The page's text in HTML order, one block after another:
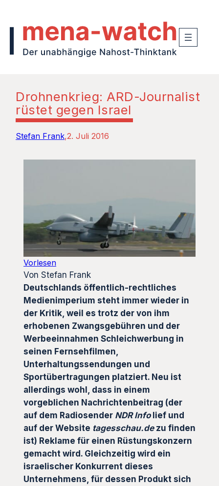
Drohnenkrieg: ARD-Journalist
rüstet gegen Israel
Stefan Frank 2. Juli 2016
Vorlesen
Von Stefan Frank
Deutschlands öffentlich-rechtliches
Medienimperium steht immer wieder in
der Kritik, weil es trotz der von ihm
erhobenen Zwangsgebühren und der
Werbeeinnahmen Schleichwerbung in
seinen Fernsehfilmen,
Unterhaltungssendungen und
Sportübertragungen platziert. Neu ist
allerdings wohl, dass in einem
vorgeblichen Nachrichtenbeitrag (der
auf dem Radiosender NDR Infolief und
auf der Website tagesschau.dezu finden
ist) Reklame für einen Rüstungskonzern
gemacht wird. Gleichzeitig wird ein
israelischer Konkurrent dieses
Unternehmens, für dessen Produkt sich